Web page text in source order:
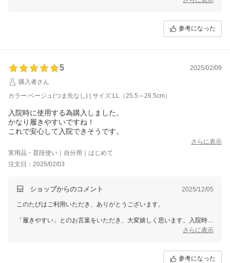
今後も、安心・快適にお使いいただける商品をお届けできるよう努めて
参考になった
5
2025/02/09
購入者さん
カラー:ベージュ(つま先なし) | サイズ:LL（25.5～26.5cm）
入院時に使用する為購入しました。
かなり履きやすいですね！
これで安心して入院できそうです。
さらに表示
実用品・普段使い｜自分用｜はじめて
注文日：2025/02/03
ショップからのコメント 2025/12/05
このたびはご利用いただき、ありがとうございます。
「履きやすい」とのお言葉をいただき、大変嬉しく思います。入院時に
安心してご使用いただけるとのこと、私たちにとっても光栄です。
いります。またのご利用を心よりお待ちしております。
さらに表示
参考になった